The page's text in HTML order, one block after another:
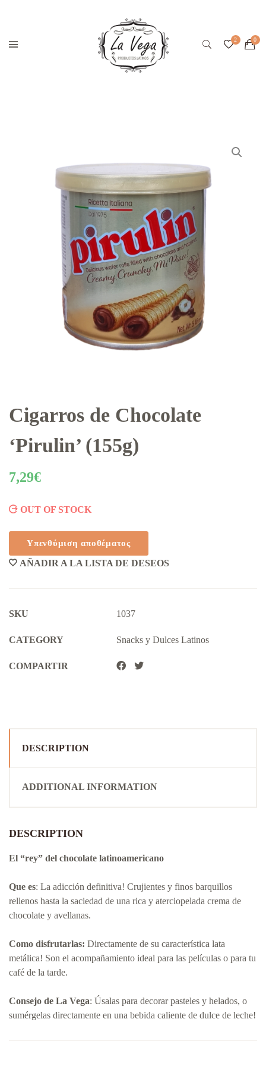
Cigarros de Chocolate
‘Pirulin’ (155g)
7,29€
OUT OF STOCK
AÑADIR A LA LISTA DE DESEOS
SKU 1037
CATEGORY Snacks y Dulces Latinos
COMPARTIR
DESCRIPTION
ADDITIONAL INFORMATION
DESCRIPTION
El “rey” del chocolate latinoamericano
Que es: La adicción definitiva! Crujientes y finos barquillos
rellenos hasta la saciedad de una rica y aterciopelada crema de
chocolate y avellanas.
Como disfrutarlas: Directamente de su característica lata
metálica! Son el acompañamiento ideal para las películas o para tu
café de la tarde.
Consejo de La Vega: Úsalas para decorar pasteles y helados, o
sumérgelas directamente en una bebida caliente de dulce de leche!